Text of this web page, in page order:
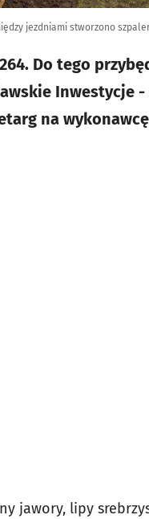
jezdniami stworzono
Do tego
Inwestycje -
na
jawory, lipy